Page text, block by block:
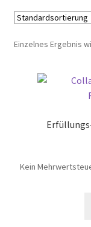
Einzelnes Ergebnis
Kein